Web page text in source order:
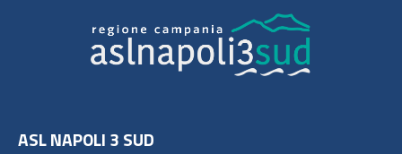
ASL NAPOLI 3 SUD